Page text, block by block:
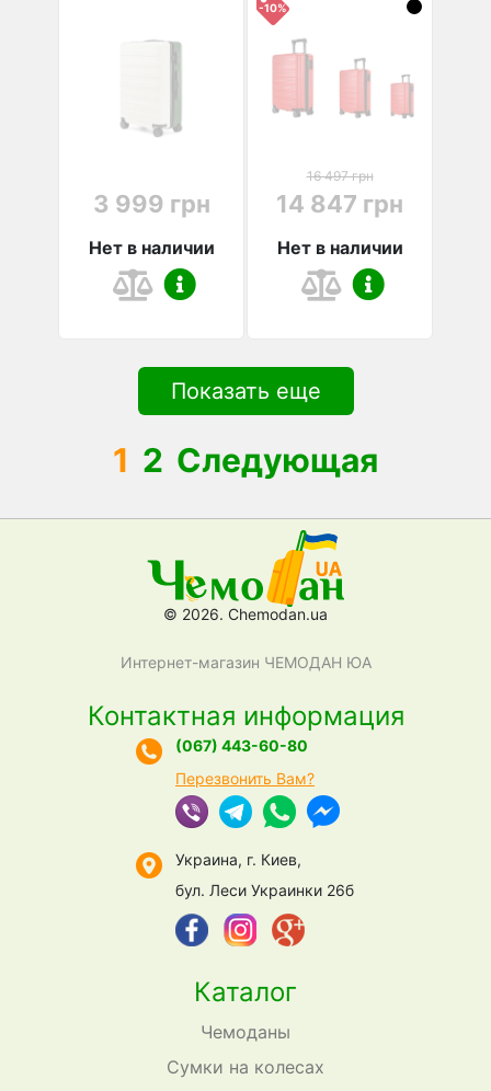
3 999 грн
Нет в наличии
-10%
16 497 грн
14 847 грн
Нет в наличии
Показать еще
1 2 Следующая
© 2026. Chemodan.ua
Интернет-магазин ЧЕМОДАН ЮА
Каталог
Чемоданы
Сумки на колесах
Контактная информация
(067) 443-60-80
Перезвонить Вам?
Украина, г. Киев,
бул. Леси Украинки 26б